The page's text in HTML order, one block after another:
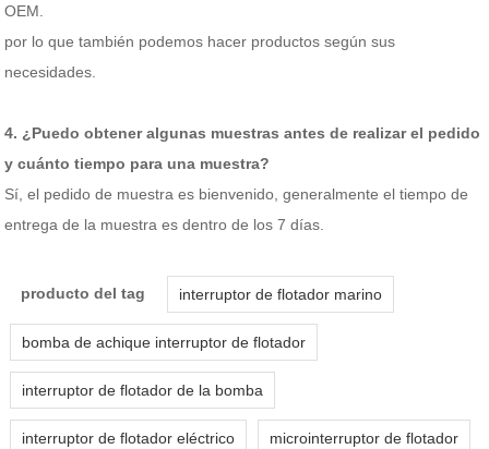
OEM.
por lo que también podemos hacer productos según sus
necesidades.
4. ¿Puedo obtener algunas muestras antes de realizar el pedido
y cuánto tiempo para una muestra?
Sí, el pedido de muestra es bienvenido, generalmente el tiempo de
entrega de la muestra es dentro de los 7 días.
producto del tag interruptor de flotador marino
bomba de achique interruptor de flotador
interruptor de flotador de la bomba
interruptor de flotador eléctrico microinterruptor de flotador